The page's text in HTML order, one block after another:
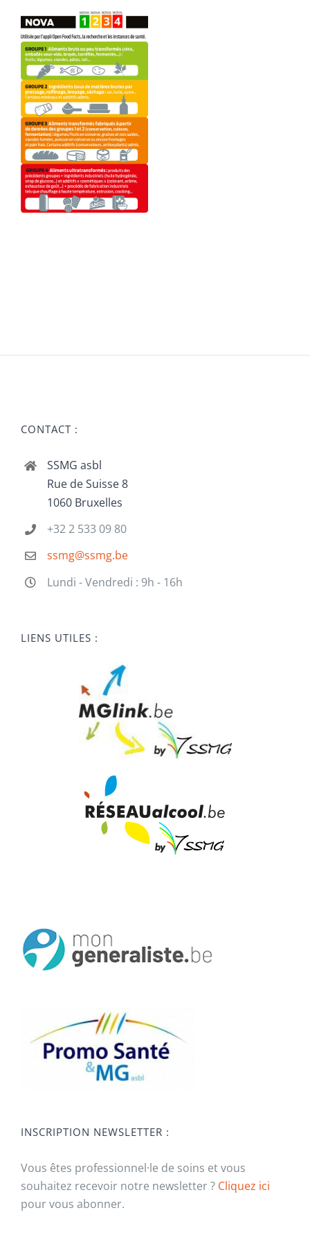
CONTACT :
SSMG asbl
Rue de Suisse 8
1060 Bruxelles
+32 2 533 09 80
ssmg@ssmg.be
Lundi - Vendredi : 9h - 16h
LIENS UTILES :
INSCRIPTION NEWSLETTER :
Vous êtes professionnel·le de soins et vous
souhaitez recevoir notre newsletter ? Cliquez ici
pour vous abonner.